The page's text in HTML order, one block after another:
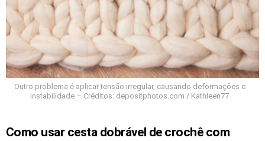
Outro problema é aplicar tensão irregular, causando deformações e
instabilidade – Créditos: depositphotos.com / Kathleen77
Como usar cesta dobrável de crochê com